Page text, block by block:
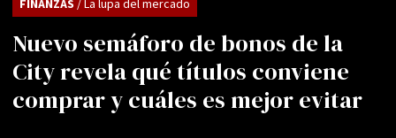
Nuevo semáforo de bonos de la
City revela qué títulos conviene
comprar y cuáles es mejor evitar
FINANZAS / La lupa del mercado